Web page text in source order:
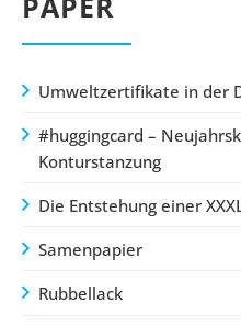
Umweltzertifikate in der
#huggingcard –
Konturstanzung
Die Entstehung einer
Samenpapier
Rubbellack